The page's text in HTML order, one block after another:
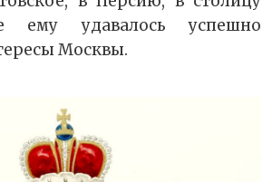
ему удавалось успешно
Москвы.